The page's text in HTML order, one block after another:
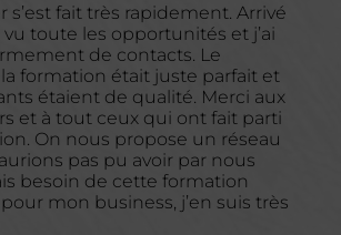
s’est fait très rapidement. Arrivé
vu toute les opportunités et j’ai
de contacts. Le
formation était juste parfait et
étaient de qualité. Merci aux
et à tout ceux qui ont fait parti
On nous propose un réseau
pas pu avoir par nous
besoin de cette formation
mon business, j’en suis très